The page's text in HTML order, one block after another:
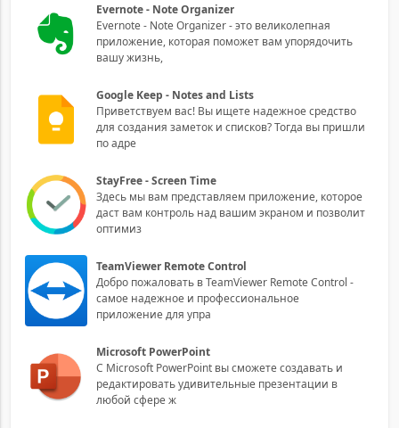
Evernote - Note Organizer
Evernote - Note Organizer - это великолепная
приложение, которая поможет вам упорядочить
вашу жизнь,
Google Keep - Notes and Lists
Приветствуем вас! Вы ищете надежное средство
для создания заметок и списков? Тогда вы пришли
по адре
StayFree - Screen Time
Здесь мы вам представляем приложение, которое
даст вам контроль над вашим экраном и позволит
оптимиз
TeamViewer Remote Control
Добро пожаловать в TeamViewer Remote Control -
самое надежное и профессиональное
приложение для упра
Microsoft PowerPoint
С Microsoft PowerPoint вы сможете создавать и
редактировать удивительные презентации в
любой сфере ж